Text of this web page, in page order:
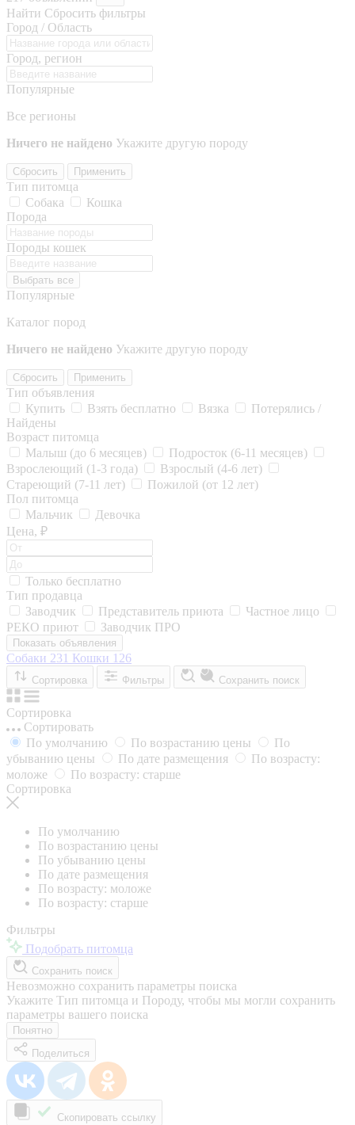
Найти Сбросить фильтры
Город / Область
Город, регион
Популярные
Все регионы
Ничего не найдено Укажите другую породу
Сбросить Применить
Тип питомца
Собака
Кошка
Порода
Породы кошек
Выбрать все
Популярные
Каталог пород
Ничего не найдено Укажите другую породу
Сбросить Применить
Тип объявления
Купить
Взять бесплатно Вязка
Потерялись /
Найдены
Возраст питомца
Малыш (до 6 месяцев)
Подросток (6-11 месяцев)
Взрослеющий (1-3 года)
Взрослый (4-6 лет)
Стареющий (7-11 лет)
Пожилой (от 12 лет)
Пол питомца
Мальчик
Девочка
Цена, ₽
Только бесплатно
Тип продавца
Заводчик
Представитель приюта
Частное лицо
РЕКО приют
Заводчик ПРО
Показать объявления
Собаки 231 Кошки 126
Сортировка Фильтры Сохранить поиск
Сортировка
Сортировать
По умолчанию
По возрастанию цены
По
убыванию цены
По дате размещения
По возрасту:
моложе
По возрасту: старше
Сортировка
По умолчанию
По возрастанию цены
По убыванию цены
По дате размещения
По возрасту: моложе
По возрасту: старше
Фильтры
Подобрать питомца
Сохранить поиск
Невозможно сохранить параметры поиска
Укажите Тип питомца и Породу, чтобы мы могли сохранить
параметры вашего поиска
Понятно
Поделиться
Скопировать ссылку